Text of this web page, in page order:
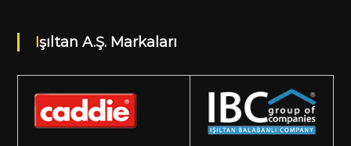
Işıltan A.Ş. Markaları